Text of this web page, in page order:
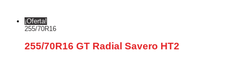
¡Oferta!
255/70R16
255/70R16 GT Radial Savero HT2